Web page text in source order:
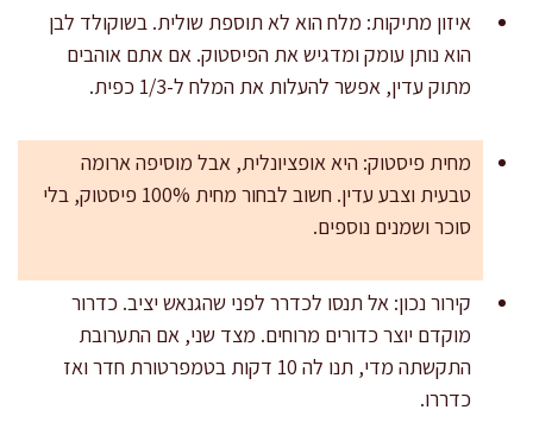
איזון מתיקות: מלח הוא לא תוספת שולית. בשוקולד לבן
הוא נותן עומק ומדגיש את הפיסטוק. אם אתם אוהבים
מתוק עדין, אפשר להעלות את המלח ל-1/3 כפית.
מחית פיסטוק: היא אופציונלית, אבל מוסיפה ארומה
טבעית וצבע עדין. חשוב לבחור מחית 100% פיסטוק, בלי
סוכר ושמנים נוספים.
קירור נכון: אל תנסו לכדרר לפני שהגנאש יציב. כדרור
מוקדם יוצר כדורים מרוחים. מצד שני, אם התערובת
התקשתה מדי, תנו לה 10 דקות בטמפרטורת חדר ואז
כדררו.